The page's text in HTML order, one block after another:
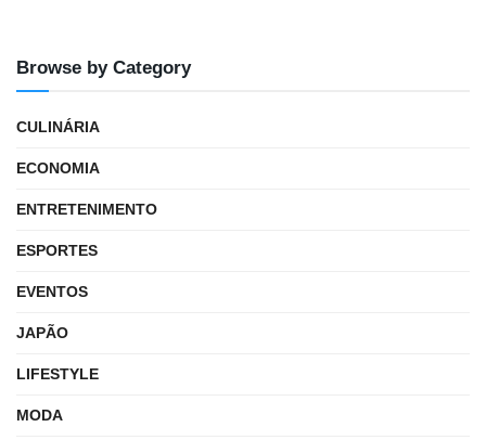
Browse by Category
CULINÁRIA
ECONOMIA
ENTRETENIMENTO
ESPORTES
EVENTOS
JAPÃO
LIFESTYLE
MODA